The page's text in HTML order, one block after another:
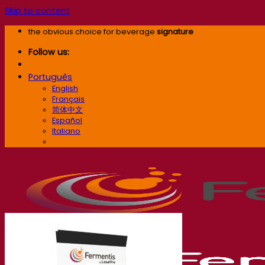
Skip to content
the obvious choice for beverage signature
Follow us:
Português
English
Français
简体中文
Español
Italiano